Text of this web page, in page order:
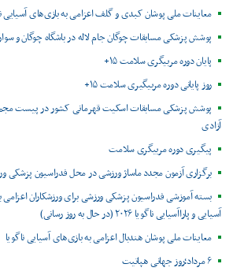
معاینات ملی پوشان کبدی و گلف اعزامی به بازی‌های آسیایی
پوشش پزشکی مسابقات چوگان جام لاله در باشگاه چوگان و
پایان دوره مربیگری سلامت ۱۵+
روز پایانی دوره مربیگیری سلامت ۱۵+
پوشش پزشکی مسابقات اسکیت قهرمانی کشور در پیست
آزادی
پیگیری دوره مربیگری سلامت
برگزاری آزمون مجدد ماساژ ورزشی در محل فدراسیون پزشکی
بسته آموزشی فدراسیون پزشکی ورزشی برای ورزشکاران اعزامی
آسیایی و پاراآسیایی ناگویا ۲۰۲۶ (در حال به روز رسانی)
معاینات ملی پوشان هندبال اعزامی به بازی‌های آسیایی ناگویا
۶ مرداد؛روز جهانی هپاتیت